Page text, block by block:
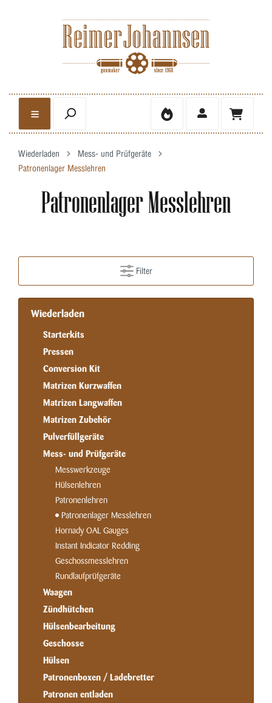
Wiederladen
Mess- und Prüfgeräte
Patronenlager Messlehren
Patronenlager Messlehren
Filter
Wiederladen
Starterkits
Pressen
Conversion Kit
Matrizen Kurzwaffen
Matrizen Langwaffen
Matrizen Zubehör
Pulverfüllgeräte
Mess- und Prüfgeräte
Messwerkzeuge
Hülsenlehren
Patronenlehren
Patronenlager Messlehren
Hornady OAL Gauges
Instant Indicator Redding
Geschossmesslehren
Rundlaufprüfgeräte
Waagen
Zündhütchen
Hülsenbearbeitung
Geschosse
Hülsen
Patronenboxen / Ladebretter
Patronen entladen